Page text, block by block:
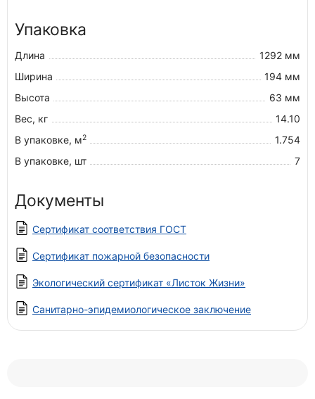
Упаковка
Длина
1292 мм
Ширина
194 мм
Высота
63 мм
Вес, кг
14.10
В упаковке, м2
1.754
В упаковке, шт
7
Документы
Сертификат соответствия ГОСТ
Сертификат пожарной безопасности
Экологический сертификат «Листок Жизни»
Санитарно-эпидемиологическое заключение